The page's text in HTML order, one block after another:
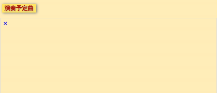
演奏予定曲
✕